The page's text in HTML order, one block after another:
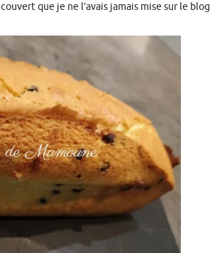
que je ne l’avais jamais mise sur le blog